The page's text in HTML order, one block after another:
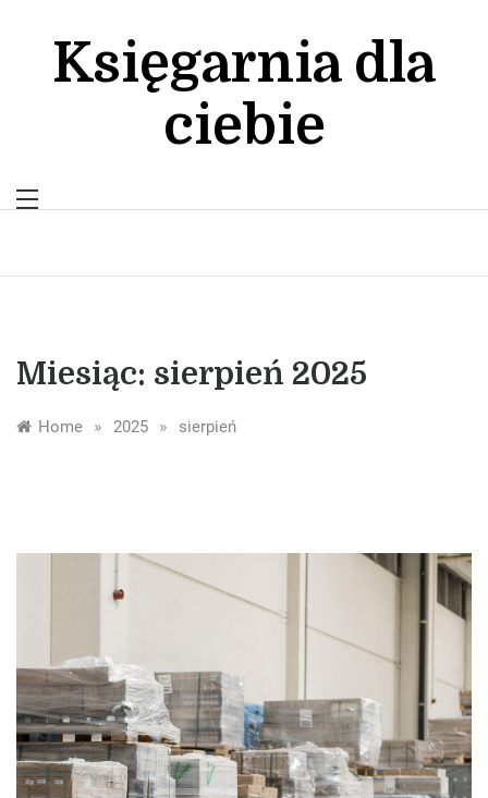
Księgarnia dla
ciebie
Miesiąc: sierpień 2025
Home » 2025 » sierpień